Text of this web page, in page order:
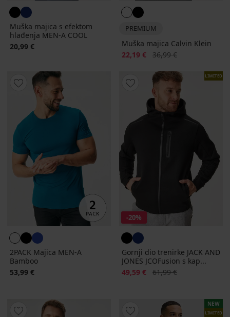
Muška majica s efektom
hlađenja MEN-A COOL
20,99 €
PREMIUM
Muška majica Calvin Klein
Popust
22,19 € Prvobitna cijena
36,99 €
2PACK Majica MEN-A
Bamboo
53,99 €
LIMITED
-20%
Gornji dio trenirke JACK AND
JONES JCOFusion s kap...
Popust
49,59 € Prvobitna cijena
61,99 €
NEW
LIMITED